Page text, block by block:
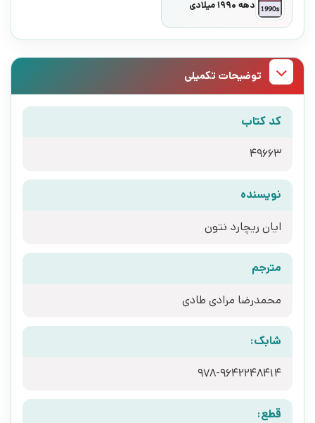
دهه 1990 میلادی
توضیحات تکمیلی
کد کتاب
49663
نویسنده
ایان ریچارد نتون
مترجم
محمدرضا مرادی طادی
شابک:
978-9642248414
قطع: